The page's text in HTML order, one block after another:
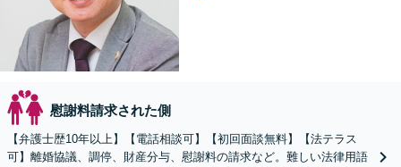
慰謝料請求された側
【弁護士歴10年以上】【電話相談可】【初回面談無料】【法テラス
可】離婚協議、調停、財産分与、慰謝料の請求など。難しい法律用語